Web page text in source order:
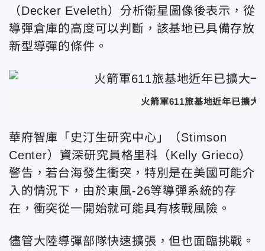
（Decker Eveleth） 分析衛星圖像後表示，從
導彈倉庫的高度可以判斷，該基地已具備存放
新型導彈的條件。
火箭軍611旅基地近年已擴
華府智庫「史汀生研究中心」（Stimson
Center）資深研究員格里科（Kelly Grieco）
警告，若台海發生衝突，特別是在美國可能介
入的情況下，由於東風-26等導彈系統的存
在，衝突從一開始就可能具有核戰風險。
儘管大陸導彈部隊快速擴張，但也面臨挑戰。